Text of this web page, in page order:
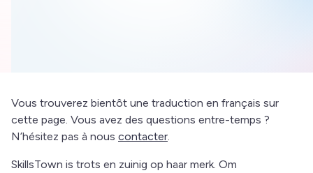
Vous trouverez bientôt une traduction en français sur
cette page. Vous avez des questions entre-temps ?
N’hésitez pas à nous contacter.
SkillsTown is trots en zuinig op haar merk. Om